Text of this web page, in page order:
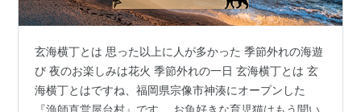
玄海横丁とは 思った以上に人が多かった 季節外れの海遊
び 夜のお楽しみは花火 季節外れの一日 玄海横丁とは 玄
海横丁とはですね、福岡県宗像市神湊にオープンした
『漁師直営屋台村』です。 お魚好きな育児猫はもう聞い